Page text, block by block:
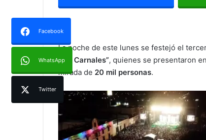
Facebook
WhatsApp
Twitter
La noche de este lunes se festejó el
Dos Carnales”, quienes se presentaron
mirada de 20 mil personas.